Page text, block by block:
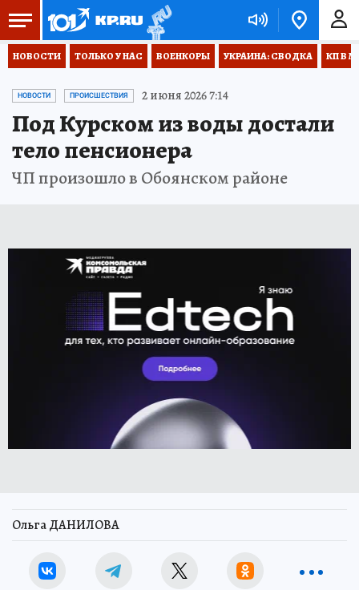
НОВОСТИ ТОЛЬКО У НАС ВОЕНКОРЫ УКРАИНА: СВОДКА КП В
НОВОСТИ ПРОИСШЕСТВИЯ 2 июня 2026 7:14
Под Курском из воды достали
тело пенсионера
ЧП произошло в Обоянском районе
Ольга ДАНИЛОВА